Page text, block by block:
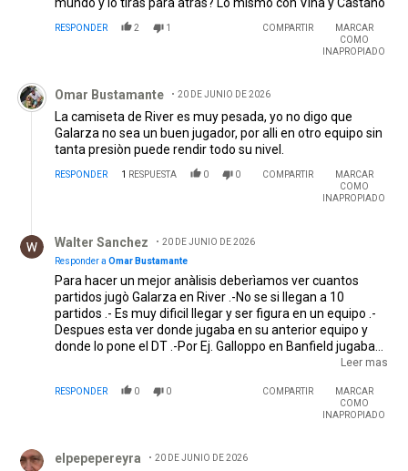
RESPONDER 2 1 COMPARTIR
MARCAR
COMO
INAPROPIADO
Comentario de Omar Bustamante.
Omar Bustamante 20 DE JUNIO DE 2026
La camiseta de River es muy pesada, yo no digo que
Galarza no sea un buen jugador, por alli en otro equipo sin
tanta presiòn puede rendir todo su nivel.
RESPONDER 1 RESPUESTA 0 0 COMPARTIR
MARCAR
COMO
INAPROPIADO
Walter Sanchez
20 DE JUNIO DE 2026
Responder a Omar Bustamante
Para hacer un mejor anàlisis deberìamos ver cuantos
partidos jugò Galarza en River .-No se si llegan a 10
partidos .- Es muy dificil llegar y ser figura en un equipo .-
Despues esta ver donde jugaba en su anterior equipo y
donde lo pone el DT .-Por Ej. Galloppo en Banfield jugaba
por derecha y Gallardo lo ponìa por izquierda .- No puede
la camiseta .- Siempre pongo el ej. de Francescoli, Cubilla
lo ponìa de 8 y era un desastre, vino el Bambino lo puso de
Leer mas
RESPONDER 0 0 COMPARTIR
MARCAR
COMO
INAPROPIADO
elpepepereyra 20 DE JUNIO DE 2026